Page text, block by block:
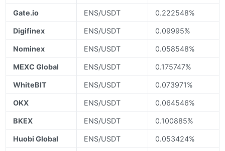
Gate.io ENS/USDT 0.222548%
Digifinex ENS/USDT 0.09995%
Nominex ENS/USDT 0.058548%
MEXC Global ENS/USDT 0.175747%
WhiteBIT ENS/USDT 0.073971%
OKX ENS/USDT 0.064546%
BKEX ENS/USDT 0.100885%
Huobi Global ENS/USDT 0.053424%